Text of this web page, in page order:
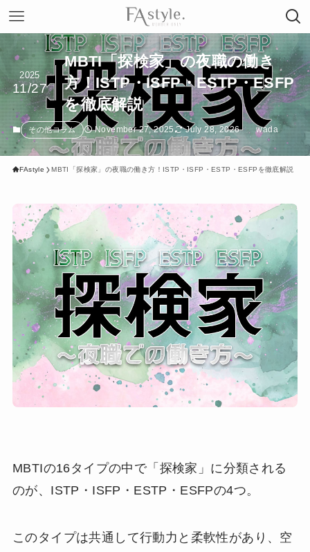
MBTI「探検家」の夜職の働き
方！ISTP・ISFP・ESTP・ESFP
を徹底解説
2025
11/27
その他コラム November 27, 2025 July 28, 2026 wada
FAstyle MBTI「探検家」の夜職の働き方！ISTP・ISFP・ESTP・ESFPを徹底解説
MBTIの16タイプの中で「探検家」に分類される
のが、ISTP・ISFP・ESTP・ESFPの4つ。
このタイプは共通して行動力と柔軟性があり、空